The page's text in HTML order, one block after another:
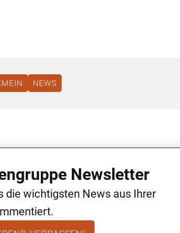
NEWS
Burgring 1/7
Newsletter
die wichtigsten News aus Ihrer